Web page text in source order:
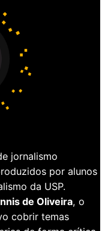
jornalismo
por alunos
da USP.
de Oliveira, o
cobrir temas